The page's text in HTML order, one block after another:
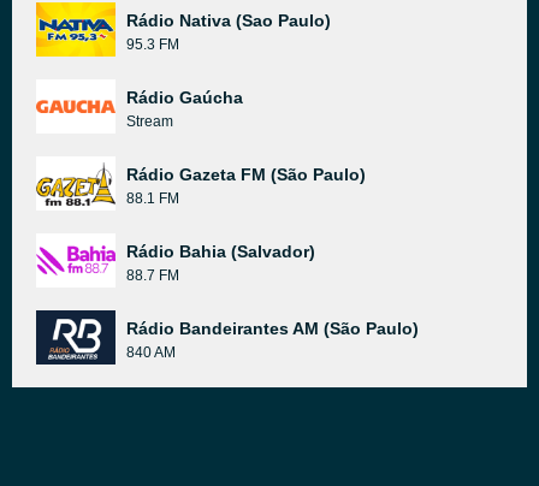
Rádio Nativa (Sao Paulo)
95.3 FM
Rádio Gaúcha
Stream
Rádio Gazeta FM (São Paulo)
88.1 FM
Rádio Bahia (Salvador)
88.7 FM
Rádio Bandeirantes AM (São Paulo)
840 AM